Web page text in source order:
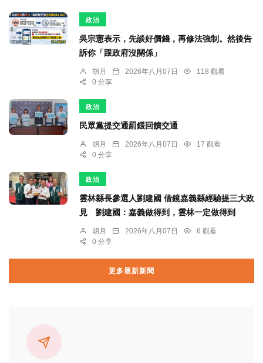
政治
吳宗憲表示，先談好價錢，再修法強制。然後告
訴你「跟政府沒關係」
胡月 2026年八月07日
118 觀看
0 分享
政治
民眾黨提交通罰鍰回饋交通
胡月 2026年八月07日
17 觀看
0 分享
政治
雲林縣長參選人劉建國 借鏡嘉義縣經驗提三大政
見 劉建國：嘉義做得到，雲林一定做得到
胡月 2026年八月07日
6 觀看
0 分享
更多最新新聞